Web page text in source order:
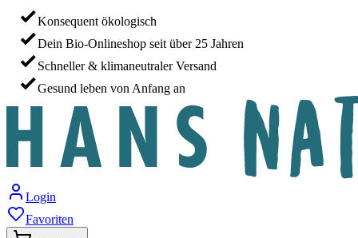
Konsequent ökologisch
Dein Bio-Onlineshop seit über 25 Jahren
Schneller & klimaneutraler Versand
Gesund leben von Anfang an
Login
Favoriten